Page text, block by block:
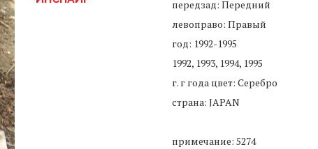
передзад: Передний
левоправо: Правый
год: 1992-1995
1992, 1993, 1994, 1995
г. г года цвет: Серебро
страна: JAPAN
примечание: 5274